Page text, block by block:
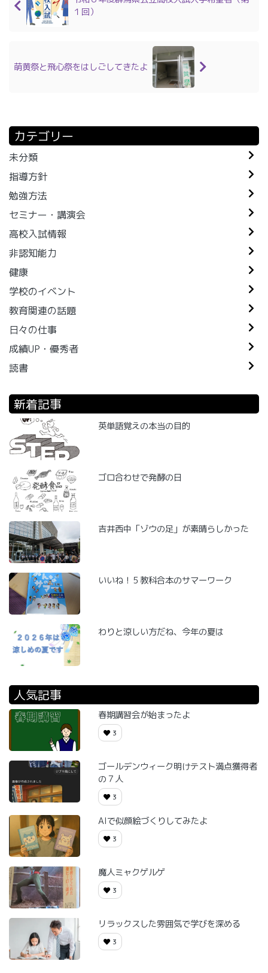
１回）
萌黄祭と飛心祭をはしごしてきたよ
カテゴリー
未分類
指導方針
勉強方法
セミナー・講演会
高校入試情報
非認知能力
健康
学校のイベント
教育関連の話題
日々の仕事
成績UP・優秀者
読書
新着記事
英単語覚えの本当の目的
ゴロ合わせで発酵の日
吉井西中「ゾウの足」が素晴らしかった
いいね！５教科合本のサマーワーク
わりと涼しい方だね、今年の夏は
人気記事
春期講習会が始まったよ
3
ゴールデンウィーク明けテスト満点獲得者
の７人
3
AIで似顔絵づくりしてみたよ
3
魔人ミャクゲルゲ
3
リラックスした雰囲気で学びを深める
3